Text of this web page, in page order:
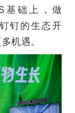
基础上，做
钉的生态开
机遇。